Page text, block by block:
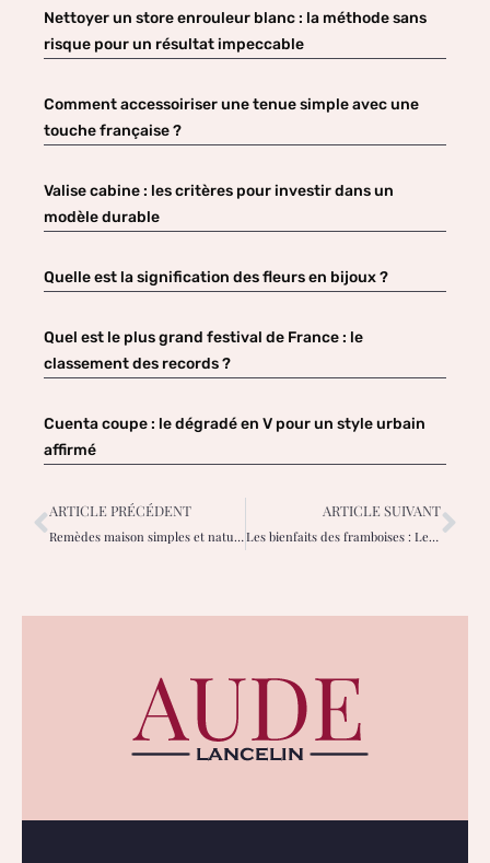
Nettoyer un store enrouleur blanc : la méthode sans
risque pour un résultat impeccable
Comment accessoiriser une tenue simple avec une
touche française ?
Valise cabine : les critères pour investir dans un
modèle durable
Quelle est la signification des fleurs en bijoux ?
Quel est le plus grand festival de France : le
classement des records ?
Cuenta coupe : le dégradé en V pour un style urbain
affirmé
ARTICLE PRÉCÉDENT
Remèdes maison simples et naturels contre les maux de tête dus aux sinus.
ARTICLE SUIVANT
Les bienfaits des framboises : Les framboises rouges et leurs feuilles